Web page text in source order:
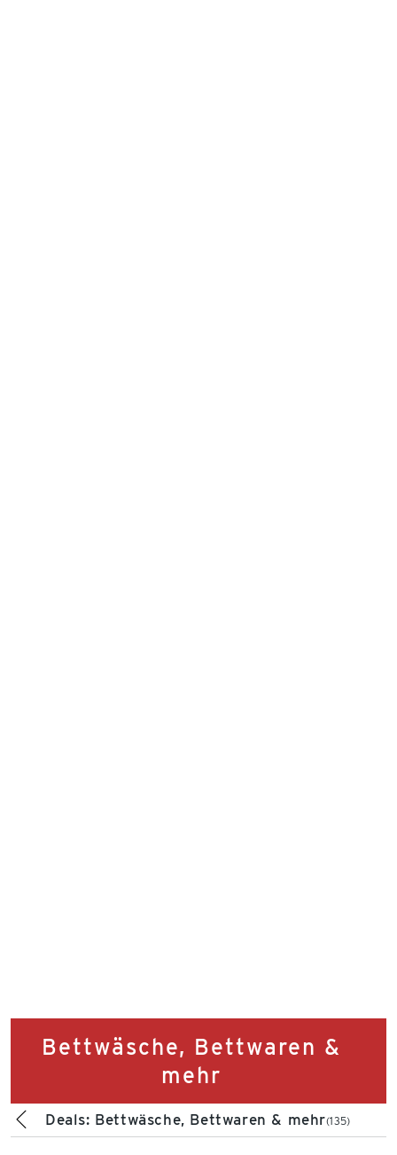
Bettwäsche, Bettwaren &
mehr
Deals: Bettwäsche, Bettwaren & mehr(135)